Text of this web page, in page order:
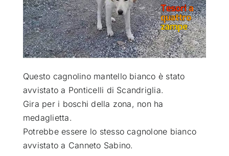
CHI SIAMO
RUBRICHE
SEMPRE CON ME
Questo cagnolino mantello bianco è stato
avvistato a Ponticelli di Scandriglia.
Gira per i boschi della zona, non ha
medaglietta.
Potrebbe essere lo stesso cagnolone bianco
avvistato a Canneto Sabino.